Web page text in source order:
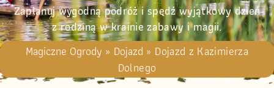
Zaplanuj wygodną podróż i spędź wyjątkowy dzień
z rodziną w krainie zabawy i magii.
Magiczne Ogrody » Dojazd » Dojazd z Kazimierza
Dolnego